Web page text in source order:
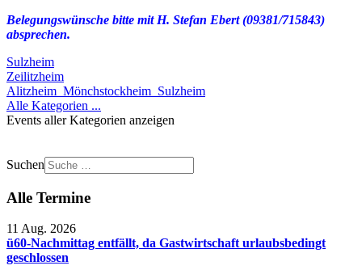
Belegungswünsche bitte mit H. Stefan Ebert (09381/715843)
absprechen.
Sulzheim
Zeilitzheim
Alitzheim_Mönchstockheim_Sulzheim
Alle Kategorien ...
Events aller Kategorien anzeigen
Suchen
Alle Termine
11 Aug. 2026
ü60-Nachmittag entfällt, da Gastwirtschaft urlaubsbedingt
geschlossen